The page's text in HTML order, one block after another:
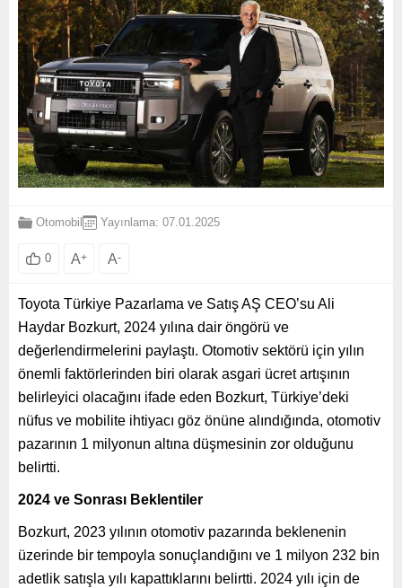
Otomobil Yayınlama: 07.01.2025
0 A+ A-
Toyota Türkiye Pazarlama ve Satış AŞ CEO’su Ali
Haydar Bozkurt, 2024 yılına dair öngörü ve
değerlendirmelerini paylaştı. Otomotiv sektörü için yılın
önemli faktörlerinden biri olarak asgari ücret artışının
belirleyici olacağını ifade eden Bozkurt, Türkiye’deki
nüfus ve mobilite ihtiyacı göz önüne alındığında, otomotiv
pazarının 1 milyonun altına düşmesinin zor olduğunu
belirtti.
2024 ve Sonrası Beklentiler
Bozkurt, 2023 yılının otomotiv pazarında beklenenin
üzerinde bir tempoyla sonuçlandığını ve 1 milyon 232 bin
adetlik satışla yılı kapattıklarını belirtti. 2024 yılı için de